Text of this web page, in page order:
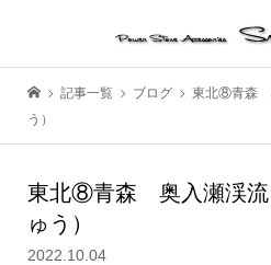
記事一覧 ブログ
東北⑧青森
う）
東北⑧青森 奥入瀬渓流
ゅう）
2022.10.04